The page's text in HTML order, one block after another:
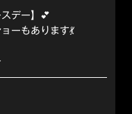
デー】💕
ーもあります💃